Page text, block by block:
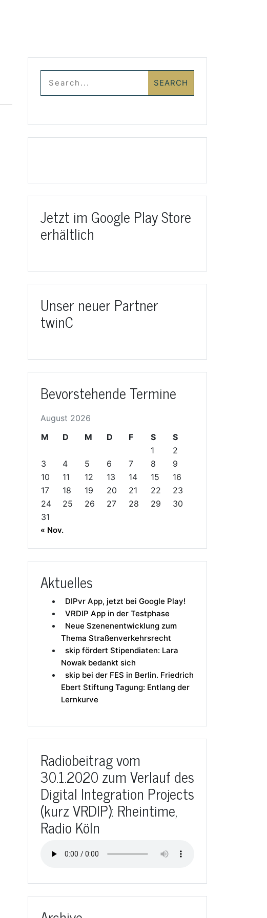
Jetzt im Google Play Store
erhältlich
Unser neuer Partner
twinC
Bevorstehende Termine
August 2026
M
D M D F S
S
1
2
3
4 5 6 7 8
9
10
11 12 13 14 15
16
17
18 19 20 21 22
23
24
25 26 27 28 29
30
31
« Nov.
Aktuelles
DIPvr App, jetzt bei Google Play!
VRDIP App in der Testphase
Neue Szenenentwicklung zum
Thema Straßenverkehrsrecht
skip fördert Stipendiaten: Lara
Nowak bedankt sich
skip bei der FES in Berlin. Friedrich
Ebert Stiftung Tagung: Entlang der
Lernkurve
Radiobeitrag vom
30.1.2020 zum Verlauf des
Digital Integration Projects
(kurz VRDIP): Rheintime,
Radio Köln